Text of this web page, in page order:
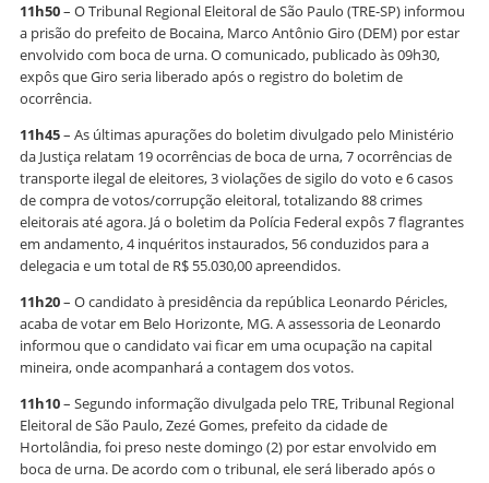
11h50– O Tribunal Regional Eleitoral de São Paulo (TRE-SP) informou
a prisão do prefeito de Bocaina, Marco Antônio Giro (DEM) por estar
envolvido com boca de urna. O comunicado, publicado às 09h30,
expôs que Giro seria liberado após o registro do boletim de
ocorrência.
11h45– As últimas apurações do boletim divulgado pelo Ministério
da Justiça relatam 19 ocorrências de boca de urna, 7 ocorrências de
transporte ilegal de eleitores, 3 violações de sigilo do voto e 6 casos
de compra de votos/corrupção eleitoral, totalizando 88 crimes
eleitorais até agora. Já o boletim da Polícia Federal expôs 7 flagrantes
em andamento, 4 inquéritos instaurados, 56 conduzidos para a
delegacia e um total de R$ 55.030,00 apreendidos.
11h20– O candidato à presidência da república Leonardo Péricles,
acaba de votar em Belo Horizonte, MG. A assessoria de Leonardo
informou que o candidato vai ficar em uma ocupação na capital
mineira, onde acompanhará a contagem dos votos.
11h10– Segundo informação divulgada pelo TRE, Tribunal Regional
Eleitoral de São Paulo, Zezé Gomes, prefeito da cidade de
Hortolândia, foi preso neste domingo (2) por estar envolvido em
boca de urna. De acordo com o tribunal, ele será liberado após o